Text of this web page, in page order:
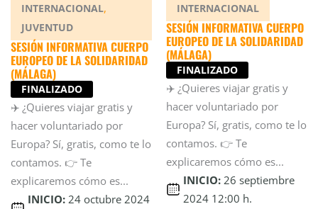
INTERNACIONAL,
JUVENTUD
SESIÓN INFORMATIVA CUERPO
EUROPEO DE LA SOLIDARIDAD
(MÁLAGA)
FINALIZADO
✈️ ¿Quieres viajar gratis y
hacer voluntariado por
Europa? Sí, gratis, como te lo
contamos. 👉 Te
explicaremos cómo es...
INICIO: 24 octubre 2024
INTERNACIONAL
SESIÓN INFORMATIVA CUERPO
EUROPEO DE LA SOLIDARIDAD
(MÁLAGA)
FINALIZADO
✈️ ¿Quieres viajar gratis y
hacer voluntariado por
Europa? Sí, gratis, como te lo
contamos. 👉 Te
explicaremos cómo es...
INICIO: 26 septiembre
2024 12:00 h.